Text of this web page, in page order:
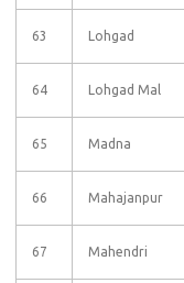
63 Lohgad
64 Lohgad Mal
65 Madna
66 Mahajanpur
67 Mahendri